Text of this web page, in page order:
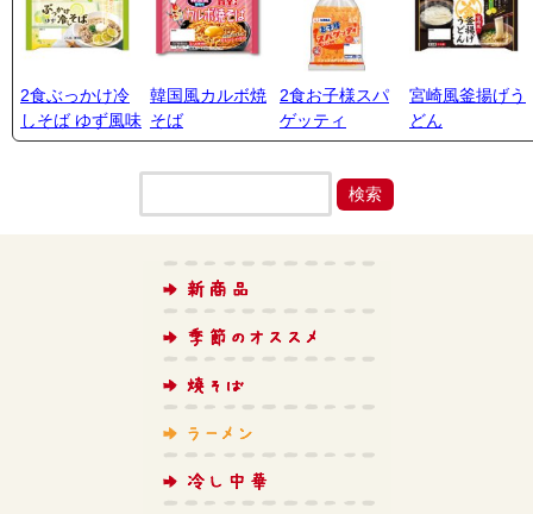
2食ぶっかけ冷
しそば ゆず風味
韓国風カルボ焼
そば
2食お子様スパ
ゲッティ
宮崎風釜揚げう
どん